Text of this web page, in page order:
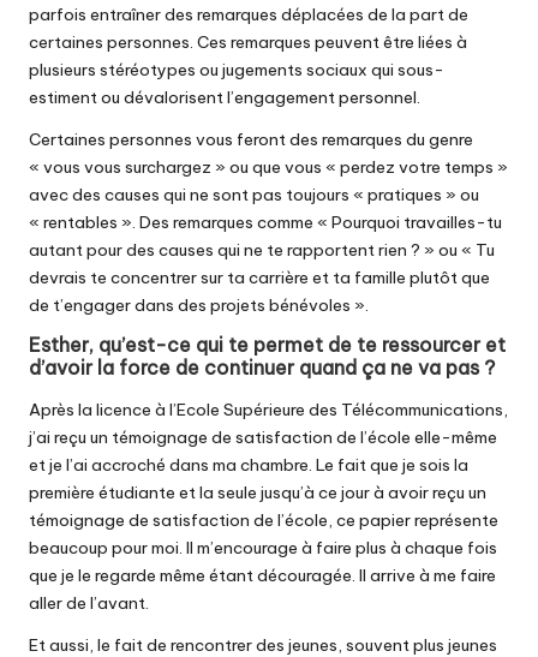
parfois entraîner des remarques déplacées de la part de
certaines personnes. Ces remarques peuvent être liées à
plusieurs stéréotypes ou jugements sociaux qui sous-
estiment ou dévalorisent l’engagement personnel.
Certaines personnes vous feront des remarques du genre
« vous vous surchargez » ou que vous « perdez votre temps »
avec des causes qui ne sont pas toujours « pratiques » ou
« rentables ». Des remarques comme « Pourquoi travailles-tu
autant pour des causes qui ne te rapportent rien ? » ou « Tu
devrais te concentrer sur ta carrière et ta famille plutôt que
de t’engager dans des projets bénévoles ».
Esther, qu’est-ce qui te permet de te ressourcer et
d’avoir la force de continuer quand ça ne va pas ?
Après la licence à l’Ecole Supérieure des Télécommunications,
j’ai reçu un témoignage de satisfaction de l’école elle-même
et je l’ai accroché dans ma chambre. Le fait que je sois la
première étudiante et la seule jusqu’à ce jour à avoir reçu un
témoignage de satisfaction de l’école, ce papier représente
beaucoup pour moi. Il m’encourage à faire plus à chaque fois
que je le regarde même étant découragée. Il arrive à me faire
aller de l’avant.
Et aussi, le fait de rencontrer des jeunes, souvent plus jeunes